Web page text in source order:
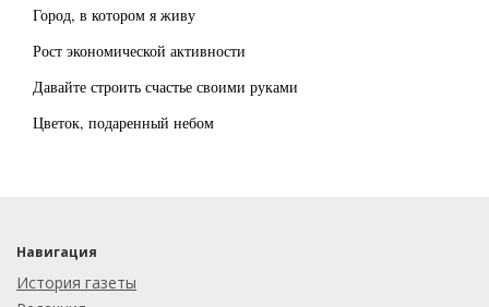
Город, в котором я живу
Рост экономической активности
Давайте строить счастье своими руками
Цветок, подаренный небом
Навигация
История газеты